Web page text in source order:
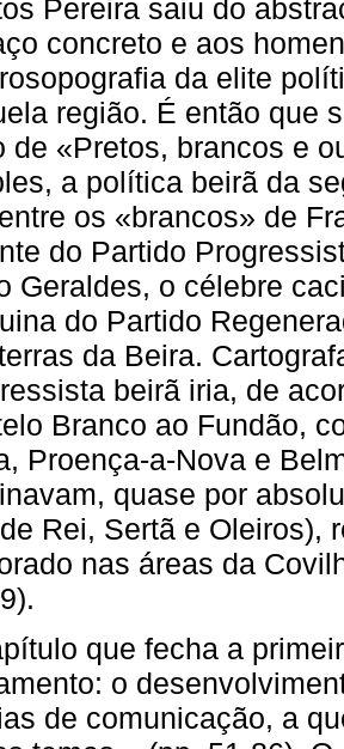
Pereira saiu do
concreto e aos
da elite
região. É então que
de «Pretos, brancos e
a política beirã da
os «brancos» de
do Partido
Geraldes, o célebre
do Partido
da Beira.
beirã iria, de
Branco ao Fundão,
Proença-a-Nova e
quase por
Rei, Sertã e Oleiros),
nas áreas da
que fecha a
o
de comunicação, a